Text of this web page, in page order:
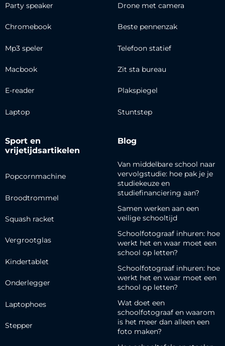
Party speaker
Chromebook
Mp3 speler
Macbook
E-reader
Laptop
Drone met camera
Beste pennenzak
Telefoon statief
Zit sta bureau
Plakspiegel
Stuntstep
Sport en
vrijetijdsartikelen
Popcornmachine
Broodtrommel
Squash racket
Vergrootglas
Kindertablet
Onderlegger
Laptophoes
Stepper
Blog
Van middelbare school naar
vervolgstudie: hoe pak je je
studiekeuze en
studiefinanciering aan?
Samen werken aan een
veilige schooltijd
Schoolfotograaf inhuren: hoe
werkt het en waar moet een
school op letten?
Schoolfotograaf inhuren: hoe
werkt het en waar moet een
school op letten?
Wat doet een
schoolfotograaf en waarom
is het meer dan alleen een
foto maken?